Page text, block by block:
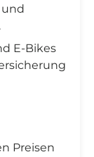
und
E-Bikes
Preisen